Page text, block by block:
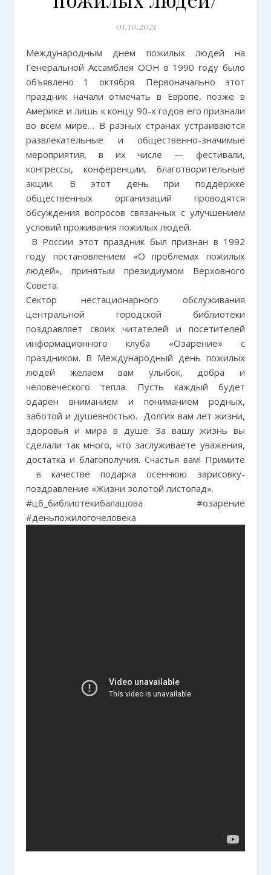
01.10.2021
Международным днем пожилых людей на
Генеральной Ассамблея ООН в 1990 году было
объявлено 1 октября. Первоначально этот
праздник начали отмечать в Европе, позже в
Америке и лишь к концу 90-х годов его признали
во всем мире… В разных странах устраиваются
развлекательные и общественно-значимые
мероприятия, в их числе — фестивали,
конгрессы, конференции, благотворительные
акции. В этот день при поддержке
общественных организаций проводятся
обсуждения вопросов связанных с улучшением
условий проживания пожилых людей.
В России этот праздник был признан в 1992
году постановлением «О проблемах пожилых
людей», принятым президиумом Верховного
Совета.
Сектор нестационарного обслуживания
центральной городской библиотеки
поздравляет своих читателей и посетителей
информационного клуба «Озарение» с
праздником. В Международный день пожилых
людей желаем вам улыбок, добра и
человеческого тепла. Пусть каждый будет
одарен вниманием и пониманием родных,
заботой и душевностью. Долгих вам лет жизни,
здоровья и мира в душе. За вашу жизнь вы
сделали так много, что заслуживаете уважения,
достатка и благополучия. Счастья вам! Примите
в качестве подарка осеннюю зарисовку-
поздравление «Жизни золотой листопад».
#цб_библиотекибалашова #озарение
#деньпожилогочеловека